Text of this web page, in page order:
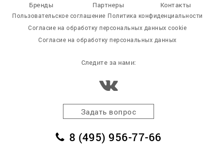
Бренды
Партнеры Контакты
Пользовательское соглашение Политика конфиденциальности
Согласие на обработку персональных данных cookie
Согласие на обработку персональных данных
Следите за нами:
Задать вопрос
8 (495) 956-77-66